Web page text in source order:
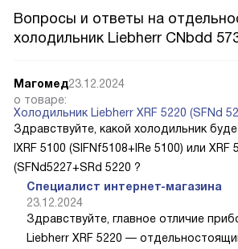
Вопросы и ответы на
холодильник Liebherr CNbdd
Магомед23.12.2024
о товаре:
Холодильник Liebherr XRF 5220 (SFNd
Здравствуйте, какой холодильник
IXRF 5100 (SIFNf5108+IRe 5100) или XRF
(SFNd5227+SRd 5220 ?
Специалист интернет-магазина
23.12.2024
Здравствуйте, главное отличие
Liebherr XRF 5220 —